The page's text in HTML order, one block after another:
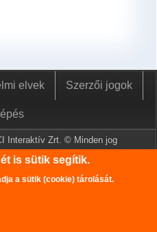
elvek Szerzői jogok
Interaktív Zrt. © Minden jog
az ICI Interaktív Zrt
lemásolni és közzétenni.
szerkesztéséhez az Országos
is felhasználásra került.
is sütik segítik.
a sütik (cookie) tárolását.